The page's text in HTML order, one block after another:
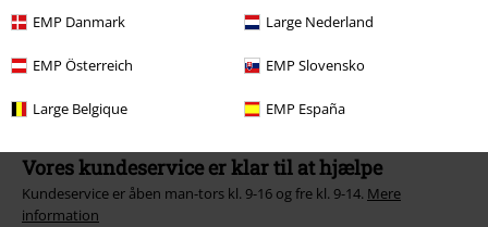
EMP Danmark Large Nederland
EMP Österreich EMP Slovensko
Large Belgique EMP España
Vores kundeservice er klar til at hjælpe
Kundeservice er åben man-tors kl. 9-16 og fre kl. 9-14. Mere
information